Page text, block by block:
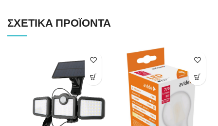
ΣΧΕΤΙΚΆ ΠΡΟΪΌΝΤΑ